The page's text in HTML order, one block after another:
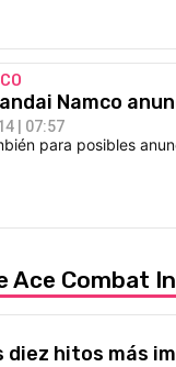
Namco
| 07:57
para posibles
Ace Combat
diez hitos más